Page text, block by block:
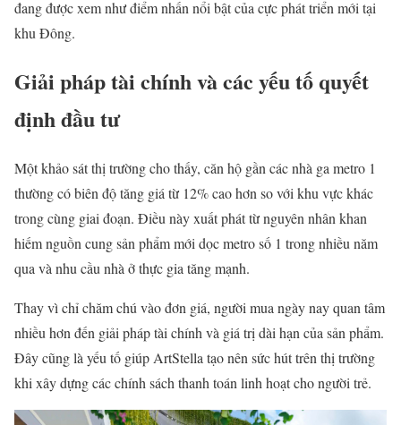
đang được xem như điểm nhấn nổi bật của cực phát triển mới tại
khu Đông.
Giải pháp tài chính và các yếu tố quyết
định đầu tư
Một khảo sát thị trường cho thấy, căn hộ gần các nhà ga metro 1
thường có biên độ tăng giá từ 12% cao hơn so với khu vực khác
trong cùng giai đoạn. Điều này xuất phát từ nguyên nhân khan
hiếm nguồn cung sản phẩm mới dọc metro số 1 trong nhiều năm
qua và nhu cầu nhà ở thực gia tăng mạnh.
Thay vì chỉ chăm chú vào đơn giá, người mua ngày nay quan tâm
nhiều hơn đến giải pháp tài chính và giá trị dài hạn của sản phẩm.
Đây cũng là yếu tố giúp ArtStella tạo nên sức hút trên thị trường
khi xây dựng các chính sách thanh toán linh hoạt cho người trẻ.